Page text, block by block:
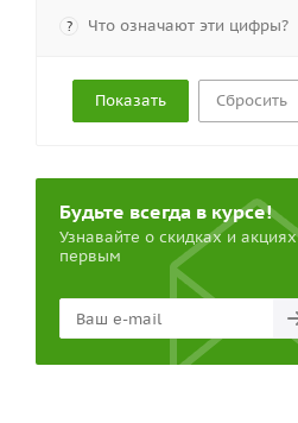
? Что означают эти цифры?
Сбросить
Будьте всегда в курсе!
Узнавайте о скидках и акциях
первым